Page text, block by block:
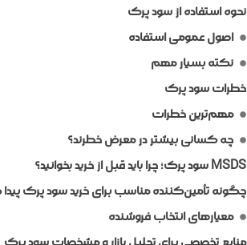
نحوه استفاده از سود پرک
اصول عمومی استفاده
نکته بسیار مهم
خطرات سود پرک
مهم‌ترین خطرات
چه کسانی بیشتر در معرض خطرند؟
MSDS سود پرک؛ چرا باید قبل از خرید بخوانید؟
چگونه تأمین‌کننده مناسب برای خرید سود پرک
معیارهای انتخاب فروشنده